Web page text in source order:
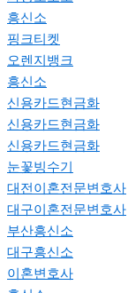
흥신소
핑크티켓
오렌지뱅크
흥신소
신용카드현금화
신용카드현금화
신용카드현금화
눈꽃빙수기
대전이혼전문변호사
대구이혼전문변호사
부산흥신소
대구흥신소
이혼변호사